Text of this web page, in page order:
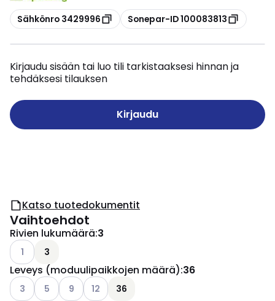
Kopioi
Sähkönro 3429996 Kopioi
Sonepar-ID 100083813
Kirjaudu sisään tai luo tili tarkistaaksesi hinnan ja
tehdäksesi tilauksen
Kirjaudu
Katso tuotedokumentit
Vaihtoehdot
Rivien lukumäärä:3
Katso käytettävissä olevat vaihtoehdot
1 3
Leveys (moduulipaikkojen määrä):36
Katso käytettävissä olevat vaihtoehdot
3 Katso käytettävissä olevat vaihtoehdot
5 Katso käytettävissä olevat vaihtoehdot
9 Katso käytettävissä olevat vaihtoehdot
12 36